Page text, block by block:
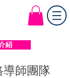
紹
導師團隊